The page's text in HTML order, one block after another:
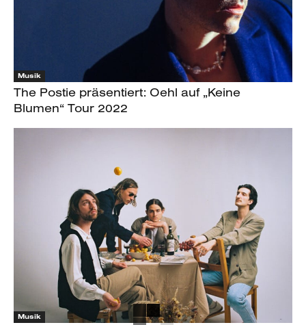
Musik
The Postie präsentiert: Oehl auf „Keine
Blumen“ Tour 2022
Musik